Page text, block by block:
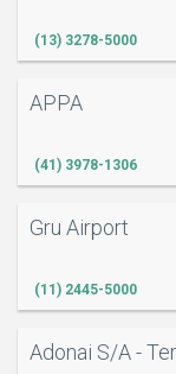
(13) 3278-5000
APPA
(41) 3978-1306
Gru Airport
(11) 2445-5000
Adonai S/A -